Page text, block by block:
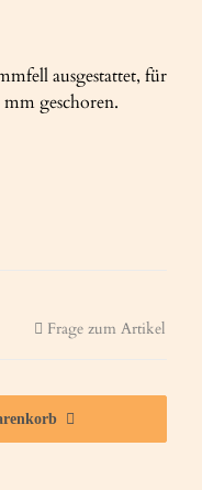
ausgestattet, für
geschoren.
Frage zum Artikel